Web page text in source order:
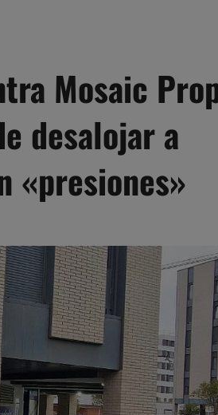
Mosaic
desalojar a
«presiones»